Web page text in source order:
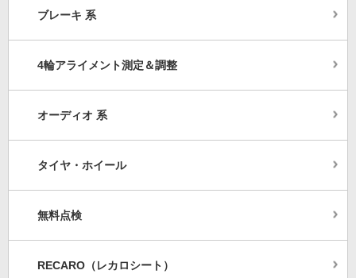
ブレーキ 系
4輪アライメント測定＆調整
オーディオ 系
タイヤ・ホイール
無料点検
RECARO（レカロシート）